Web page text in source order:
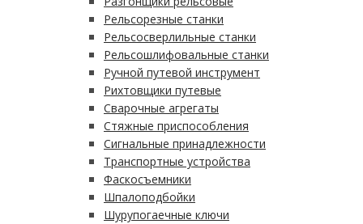
Рельсорезные станки
Рельсосверлильные станки
Рельсошлифовальные станки
Ручной путевой инструмент
Рихтовщики путевые
Сварочные агрегаты
Стяжные приспособления
Сигнальные принадлежности
Транспортные устройства
Фаскосъемники
Шпалоподбойки
Шурупогаечные ключи